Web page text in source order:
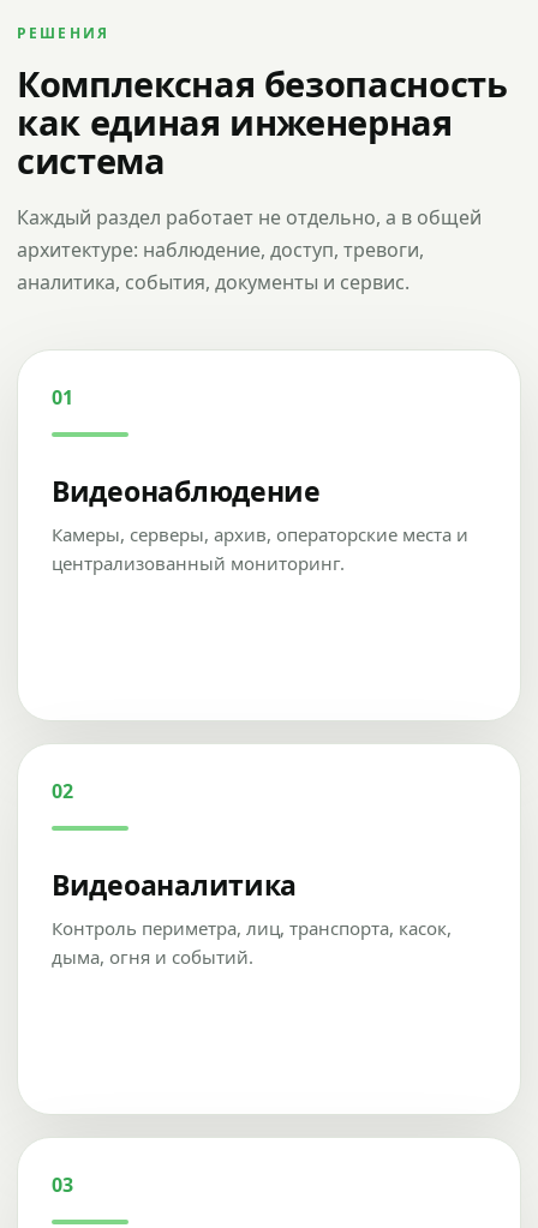
РЕШЕНИЯ
Комплексная безопасность
как единая инженерная
система
Каждый раздел работает не отдельно, а в общей
архитектуре: наблюдение, доступ, тревоги,
аналитика, события, документы и сервис.
01
Видеонаблюдение
Камеры, серверы, архив, операторские места и
централизованный мониторинг.
02
Видеоаналитика
Контроль периметра, лиц, транспорта, касок,
дыма, огня и событий.
03